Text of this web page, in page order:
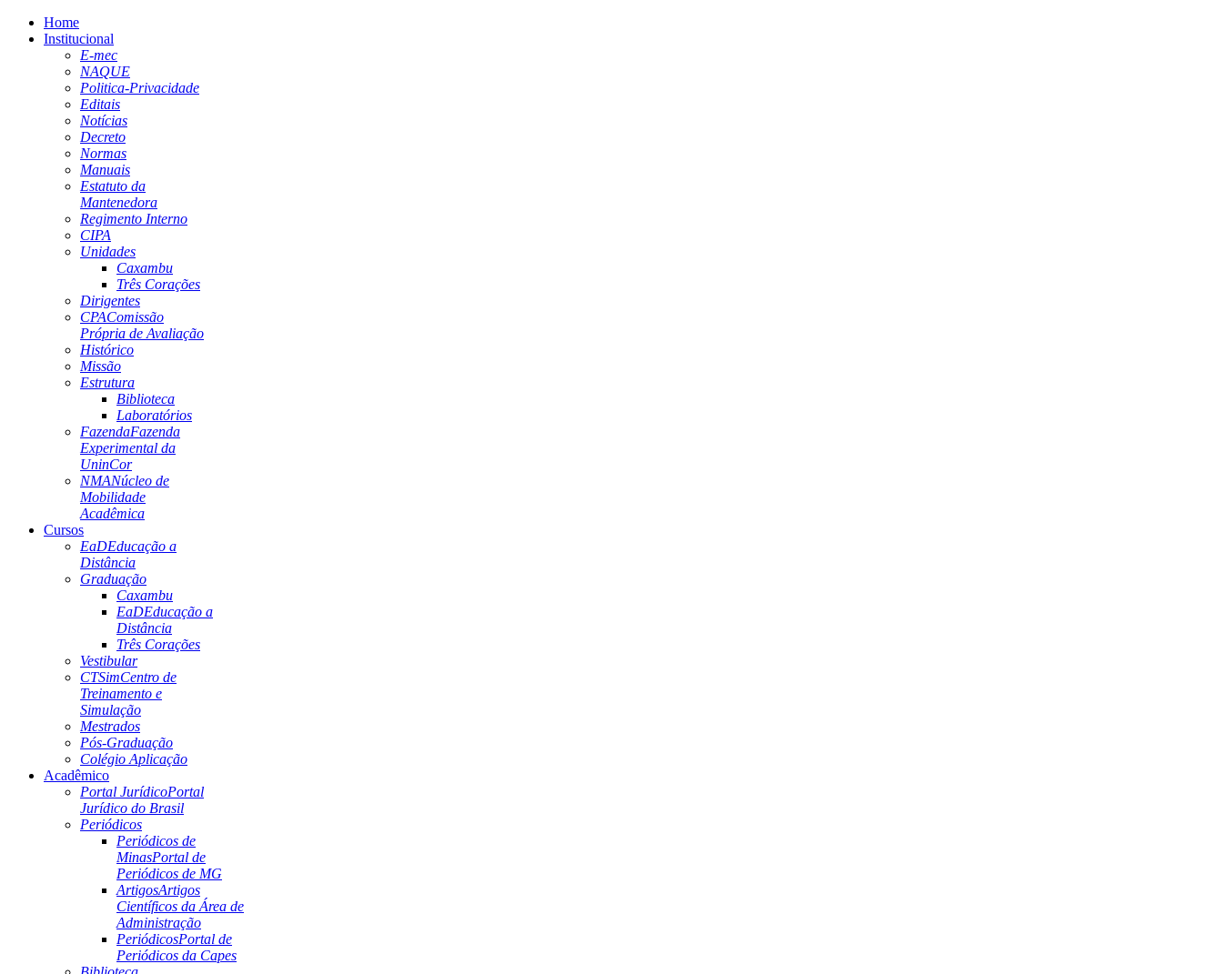
Home
Institucional
E-mec
NAQUE
Politica-Privacidade
Editais
Notícias
Decreto
Normas
Manuais
Estatuto da
Mantenedora
Regimento Interno
CIPA
Unidades
Caxambu
Três Corações
Dirigentes
CPAComissão
Própria de Avaliação
Histórico
Missão
Estrutura
Biblioteca
Laboratórios
FazendaFazenda
Experimental da
UninCor
NMANúcleo de
Mobilidade
Acadêmica
Cursos
EaDEducação a
Distância
Graduação
Caxambu
EaDEducação a
Distância
Três Corações
Vestibular
CTSimCentro de
Treinamento e
Simulação
Mestrados
Pós-Graduação
Colégio Aplicação
Acadêmico
Portal JurídicoPortal
Jurídico do Brasil
Periódicos
Periódicos de
MinasPortal de
Periódicos de MG
ArtigosArtigos
Científicos da Área de
Administração
PeriódicosPortal de
Periódicos da Capes